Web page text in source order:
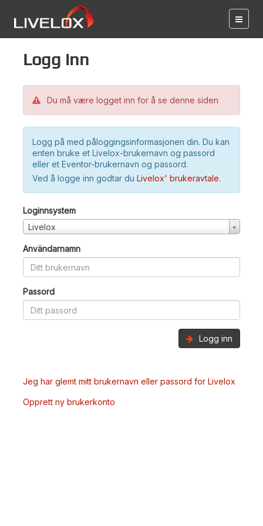
Logg inn
Du må være logget inn for å se denne siden
Logg på med påloggingsinformasjonen din. Du kan
enten bruke et Livelox-brukernavn og passord
eller et Eventor-brukernavn og passord.
Ved å logge inn godtar du Livelox' brukeravtale.
Loginnsystem
Livelox
Användarnamn
Passord
Logg inn
Jeg har glemt mitt brukernavn eller passord for Livelox
Opprett ny brukerkonto